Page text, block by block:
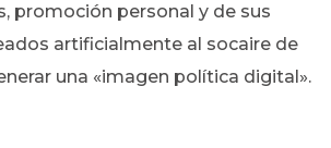
promoción personal y de sus
artificialmente al socaire de
una «imagen política digital».